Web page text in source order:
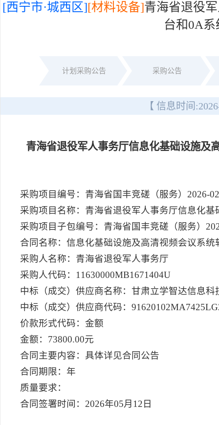
[西宁市·城西区][材料设备]青海省退役
台和0A
计划采购公告 采购公告
【 信息时间:
青海省退役军人事务厅信息化基础设施及
采购项目编号：青海省国丰竞磋（服务）2026-
采购项目名称：青海省退役军人事务厅信息化
采购项目子包编号：青海省国丰竞磋（服务）
合同名称：信息化基础设施及高清视频会议系
采购人名称：青海省退役军人事务厅
采购人代码：11630000MB1671404U
中标（成交）供应商名称：甘肃立学智达信息科
中标（成交）供应商代码：
价款形式代码：金额
金额：73800.00元
合同主要内容：具体详见合同公告
合同期限：年
质量要求：
合同签署时间：2026年05月12日